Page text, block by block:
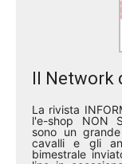
Il Network
La rivista
l'e-shop NON
sono un
cavalli e gli
bimestrale